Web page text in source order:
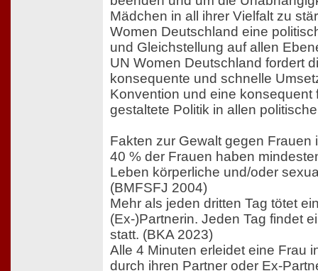
Mädchen in all ihrer Vielfalt zu
Women Deutschland eine
und Gleichstellung auf allen
UN Women Deutschland fordert
konsequente und schnelle
Konvention und eine konsequent
gestaltete Politik in allen
Fakten zur Gewalt gegen Frauen
40 % der Frauen haben
Leben körperliche und/oder
(BMFSFJ 2004)
Mehr als jeden dritten Tag tötet
(Ex-)Partnerin. Jeden Tag findet
statt. (BKA 2023)
Alle 4 Minuten erleidet eine Frau
durch ihren Partner oder Ex-